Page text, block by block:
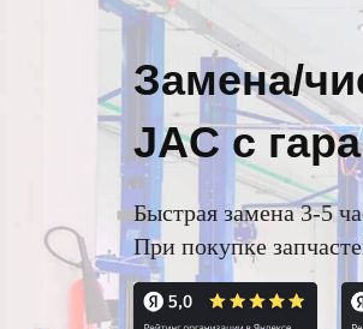
Замена/
JAC с
Быстрая замена 3-5
При покупке